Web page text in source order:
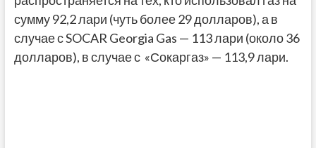
сумму 92,2 лари (чуть более 29 долларов), а в
случае с SOCAR Georgia Gas — 113 лари (около 36
долларов), в случае с «Сокаргаз» — 113,9 лари.